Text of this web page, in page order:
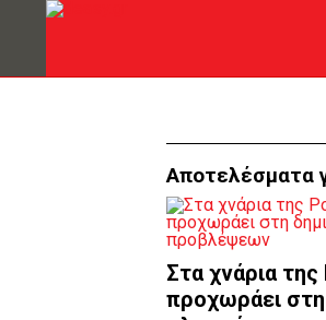
Αποτελέσματα
Στα χνάρια
προχωράει στη